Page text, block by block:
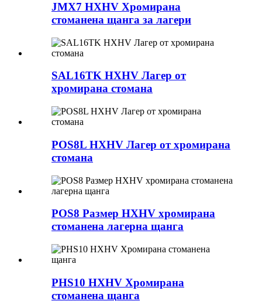
JMX7 HXHV Хромирана
стоманена щанга за лагери
SAL16TK HXHV Лагер от
хромирана стомана
POS8L HXHV Лагер от хромирана
стомана
POS8 Размер HXHV хромирана
стоманена лагерна щанга
PHS10 HXHV Хромирана
стоманена щанга